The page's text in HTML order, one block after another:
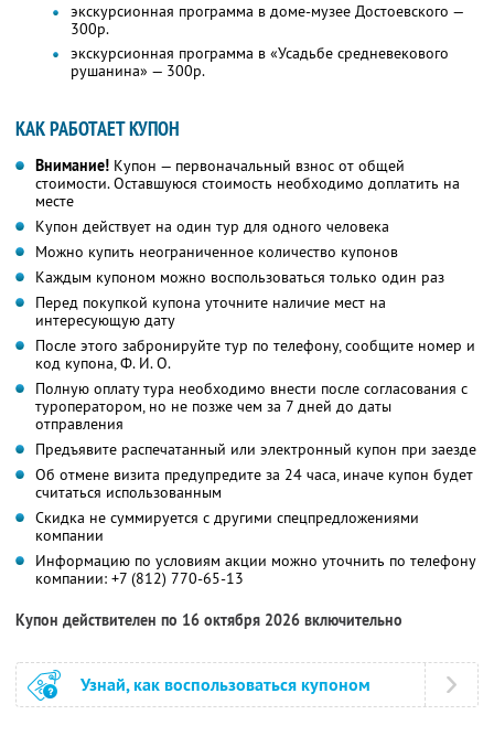
экскурсионная программа в доме-музее Достоевского —
300р.
экскурсионная программа в «Усадьбе средневекового
рушанина» — 300р.
КАК РАБОТАЕТ КУПОН
Внимание! Купон — первоначальный взнос от общей
стоимости. Оставшуюся стоимость необходимо доплатить на
месте
Купон действует на один тур для одного человека
Можно купить неограниченное количество купонов
Каждым купоном можно воспользоваться только один раз
Перед покупкой купона уточните наличие мест на
интересующую дату
После этого забронируйте тур по телефону, сообщите номер и
код купона,Ф. И. О.
Полную оплату тура необходимо внести после согласования с
туроператором, но не позже чем за 7 дней до даты
отправления
Предъявите распечатанный или электронный купон при заезде
Об отмене визита предупредите за 24 часа, иначе купон будет
считаться использованным
Скидка не суммируется с другими спецпредложениями
компании
Информацию по условиям акции можно уточнить по телефону
компании: +7 (812) 770-65-13
Купон действителен по 16 октября 2026 включительно
Узнай, как воспользоваться купоном